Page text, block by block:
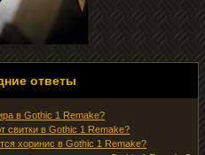
ответы
в Gothic 1 Remake?
свитки в Gothic 1 Remake?
хоринис в Gothic 1 Remake?